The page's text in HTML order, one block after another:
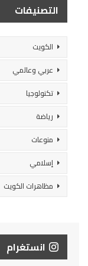
التصنيفات
الكويت
عربي وعالمي
تكنولوجيا
رياضة
منوعات
إسلامي
مظاهرات الكويت
انستغرام